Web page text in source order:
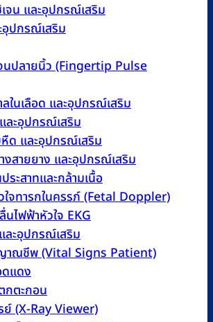
จน และอุปกรณ์เสริม
อุปกรณ์เสริม
นปลายนิ้ว (Fingertip Pulse
ในเลือด และอุปกรณ์เสริม
ละอุปกรณ์เสริม
ด และอุปกรณ์เสริม
งสายยาง และอุปกรณ์เสริม
ระสาทและกล้ามเนื้อ
ใจทารกในครรภ์ (Fetal Doppler)
ไฟฟ้าหัวใจ EKG
ละอุปกรณ์เสริม
าณชีพ (Vital Signs Patient)
ดแดง
กตะกอน
ย์ (X-Ray Viewer)